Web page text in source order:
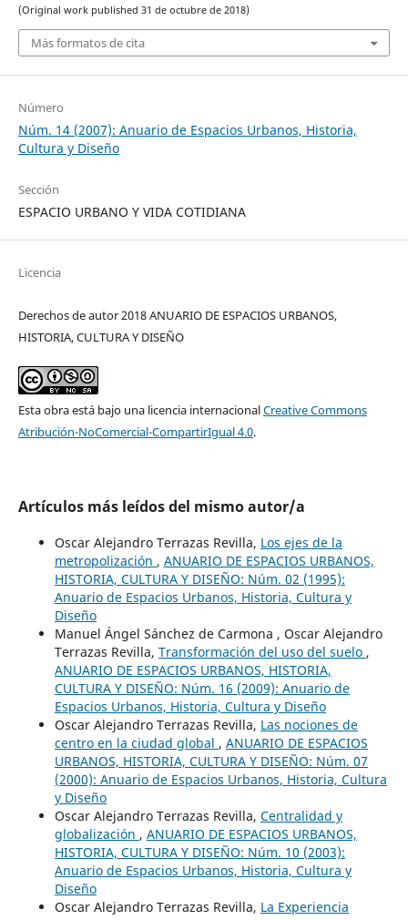
(Original work published 31 de octubre de 2018)
Más formatos de cita
Número
Núm. 14 (2007): Anuario de Espacios Urbanos, Historia,
Cultura y Diseño
Sección
ESPACIO URBANO Y VIDA COTIDIANA
Licencia
Derechos de autor 2018 ANUARIO DE ESPACIOS URBANOS,
HISTORIA, CULTURA Y DISEÑO
Esta obra está bajo una licencia internacionalCreative Commons
Atribución-NoComercial-CompartirIgual 4.0.
Artículos más leídos del mismo autor/a
Oscar Alejandro Terrazas Revilla, Los ejes de la
metropolización , ANUARIO DE ESPACIOS URBANOS,
HISTORIA, CULTURA Y DISEÑO: Núm. 02 (1995):
Anuario de Espacios Urbanos, Historia, Cultura y
Diseño
Manuel Ángel Sánchez de Carmona , Oscar Alejandro
Terrazas Revilla, Transformación del uso del suelo ,
ANUARIO DE ESPACIOS URBANOS, HISTORIA,
CULTURA Y DISEÑO: Núm. 16 (2009): Anuario de
Espacios Urbanos, Historia, Cultura y Diseño
Oscar Alejandro Terrazas Revilla, Las nociones de
centro en la ciudad global , ANUARIO DE ESPACIOS
URBANOS, HISTORIA, CULTURA Y DISEÑO: Núm. 07
(2000): Anuario de Espacios Urbanos, Historia, Cultura
y Diseño
Oscar Alejandro Terrazas Revilla, Centralidad y
globalización , ANUARIO DE ESPACIOS URBANOS,
HISTORIA, CULTURA Y DISEÑO: Núm. 10 (2003):
Anuario de Espacios Urbanos, Historia, Cultura y
Diseño
Oscar Alejandro Terrazas Revilla, La Experiencia